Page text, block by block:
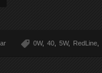
0W 40 5W RedLine